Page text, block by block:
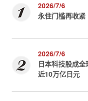
2026/7/6
永住门槛再收
2026/7/6
日本科技股成
近10万亿日元